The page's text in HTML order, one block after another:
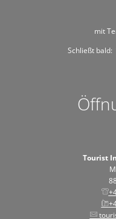
mit
Klicken, um
Schließt bald:
Tourist